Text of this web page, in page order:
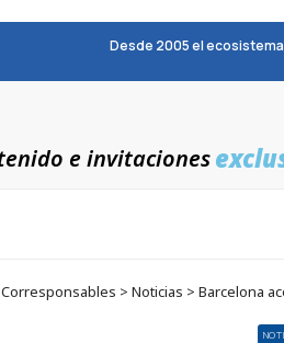
Desde 2005 el
e invitaciones
Corresponsables > Noticias > Barcelona